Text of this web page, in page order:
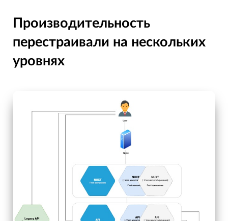
Производительность
перестраивали на нескольких
уровнях